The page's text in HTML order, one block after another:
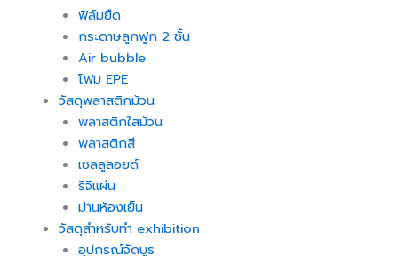
ฟิล์มยืด
กระดาษลูกฟูก 2 ชั้น
Air bubble
โฟม EPE
วัสดุพลาสติกม้วน
พลาสติกใสม้วน
พลาสติกสี
เซลลูลอยด์
ริจิแผ่น
ม่านห้องเย็น
วัสดุสำหรับทำ exhibition
อุปกรณ์จัดบูธ